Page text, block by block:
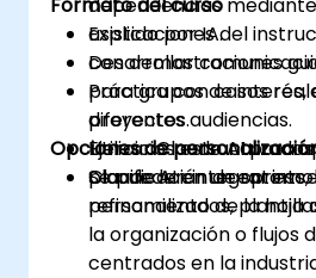
asistido por IA.
Desarrollar
para grupos de interés,
diferentes audiencias.
Utilizar Claude AI para
planificación de
refinamiento de la hoja
Explicaciones del
con demostraciones
Práctica con casos
proyectos.
Ejercicios
Claude AI en un
Opciones de
Se pueden integrar
personalizados,
la organización o flujos
centrados en la